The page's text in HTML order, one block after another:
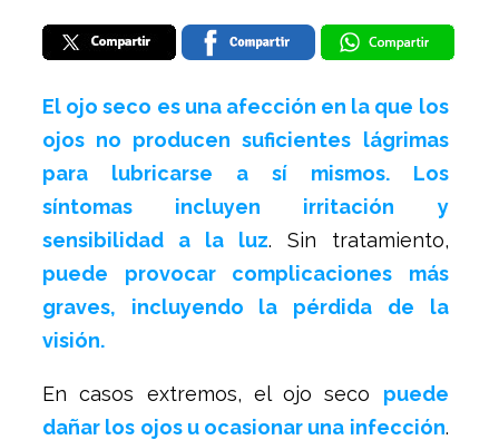
El ojo seco es una afección en la que los
ojos no producen suficientes lágrimas
para lubricarse a sí mismos. Los
síntomas incluyen irritación y
sensibilidad a la luz. Sin tratamiento,
puede provocar complicaciones más
graves, incluyendo la pérdida de la
visión.
En casos extremos, el ojo seco puede
dañar los ojos u ocasionar una infección.